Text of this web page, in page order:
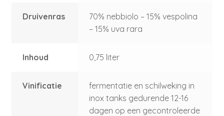
Druivenras
70% nebbiolo – 15% vespolina
– 15% uva rara
Inhoud 0,75 liter
Vinificatie
fermentatie en schilweking in
inox tanks gedurende 12-16
dagen op een gecontroleerde